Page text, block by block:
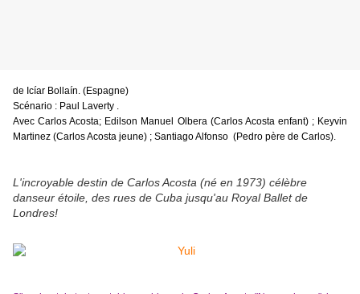
de Icíar Bollaín. (Espagne)
Scénario : Paul Laverty .
Avec Carlos Acosta; Edilson Manuel Olbera (Carlos Acosta enfant) ; Keyvin
Martinez (Carlos Acosta jeune) ; Santiago Alfonso (Pedro père de Carlos).
L'incroyable destin de Carlos Acosta (né en 1973) célèbre
danseur étoile, des rues de Cuba jusqu'au Royal Ballet de
Londres!